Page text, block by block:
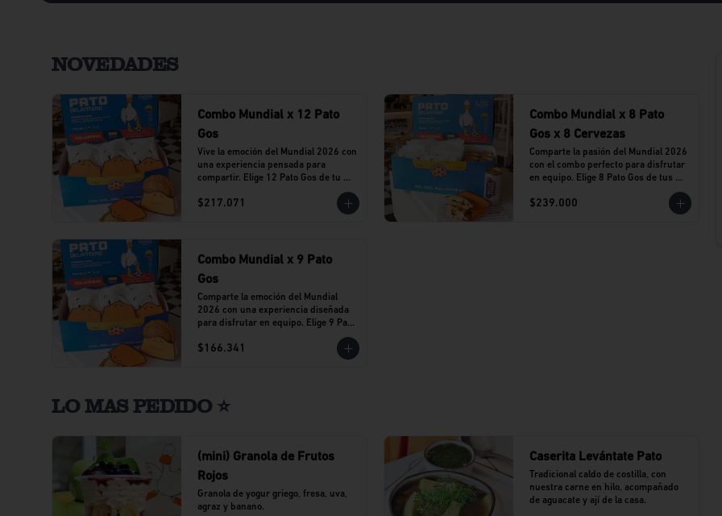
NOVEDADES
Combo Mundial x 12 Pato
Gos
Vive la emoción del Mundial 2026 con
una experiencia pensada para
compartir. Elige 12 Pato Gos de tu
alrededor de una propuesta llena de
$217.071
Combo Mundial x 8 Pato
Gos x 8 Cervezas
Comparte la pasión del Mundial 2026
con el combo perfecto para disfrutar
en equipo. Elige 8 Pato Gos de tus
sabores favoritos y acompáñalos con
8 cervezas Stella Artois en lata.
$239.000
Combo Mundial x 9 Pato
Gos
Comparte la emoción del Mundial
2026 con una experiencia diseñada
para disfrutar en equipo. Elige 9 Pato
Gos de tu sabor favorito y vive cada
partido acompañado del sabor que
$166.341
LO MAS PEDIDO ⭐
(mini) Granola de Frutos
Rojos
Granola de yogur griego, fresa, uva,
agraz y banano.
Caserita Levántate Pato
Tradicional caldo de costilla, con
nuestra carne en hilo, acompañado
de aguacate y ají de la casa.